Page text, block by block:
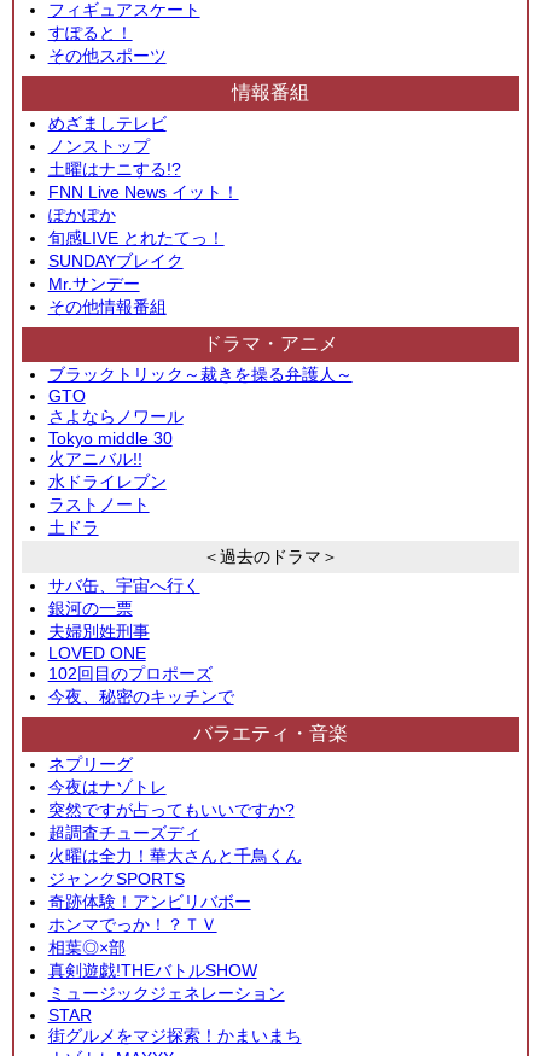
フィギュアスケート
すぽると！
その他スポーツ
情報番組
めざましテレビ
ノンストップ
土曜はナニする!?
FNN Live News イット！
ぽかぽか
旬感LIVE とれたてっ！
SUNDAYブレイク
Mr.サンデー
その他情報番組
ドラマ・アニメ
ブラックトリック～裁きを操る弁護人～
GTO
さよならノワール
Tokyo middle 30
火アニバル!!
水ドライレブン
ラストノート
土ドラ
＜過去のドラマ＞
サバ缶、宇宙へ行く
銀河の一票
夫婦別姓刑事
LOVED ONE
102回目のプロポーズ
今夜、秘密のキッチンで
バラエティ・音楽
ネプリーグ
今夜はナゾトレ
突然ですが占ってもいいですか?
超調査チューズディ
火曜は全力！華大さんと千鳥くん
ジャンクSPORTS
奇跡体験！アンビリバボー
ホンマでっか！？ＴＶ
相葉◎×部
真剣遊戯!THEバトルSHOW
ミュージックジェネレーション
STAR
街グルメをマジ探索！かまいまち